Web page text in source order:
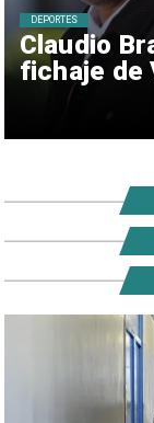
Claudio
fichaje de
DEPORTES